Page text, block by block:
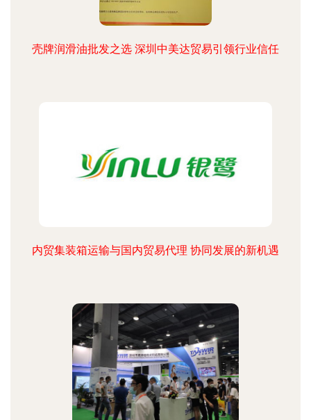
壳牌润滑油批发之选 深圳中美达贸易引领行业信任
内贸集装箱运输与国内贸易代理 协同发展的新机遇